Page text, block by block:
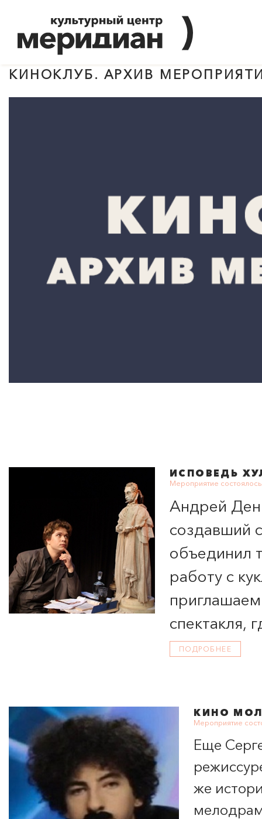
КИНОКЛУБ. АРХИВ
КИНО
Мероприятие
Еще
же
ИСПОВЕДЬ
Мероприятие
Андрей
создавший
объединил
работу с
спектакля,
актёра и
ПОДРОБНЕЕ